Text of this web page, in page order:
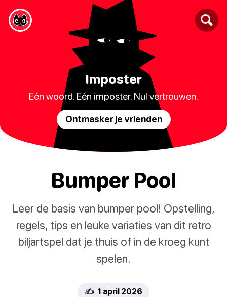
Imposter
Eén woord. Eén imposter. Nul vertrouwen.
Ontmasker je vrienden
Bumper Pool
Leer de basis van bumper pool! Opstelling,
regels, tips en leuke variaties van dit retro
biljartspel dat je thuis of in de kroeg kunt
spelen.
✍️ 1 april 2026